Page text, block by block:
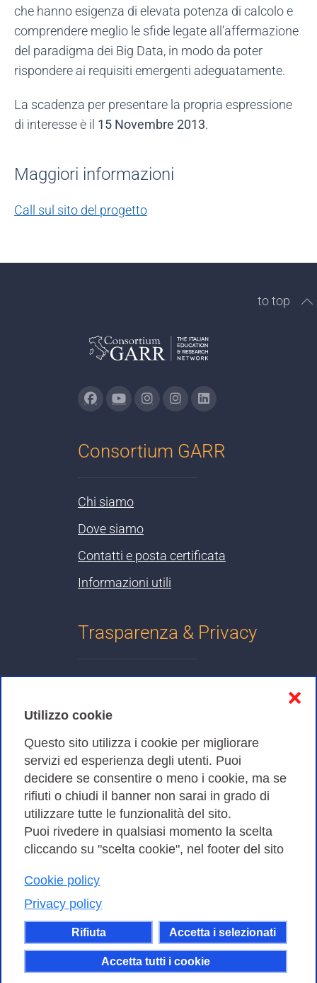
Utilizzo cookie
Questo sito utilizza i cookie per migliorare
servizi ed esperienza degli utenti. Puoi
decidere se consentire o meno i cookie, ma se
rifiuti o chiudi il banner non sarai in grado di
utilizzare tutte le funzionalità del sito.
Puoi rivedere in qualsiasi momento la scelta
cliccando su "scelta cookie", nel footer del sito
Cookie policy
Privacy policy
Rifiuta Accetta i selezionati
Accetta tutti i cookie
❌
che hanno esigenza di elevata potenza di calcolo e
comprendere meglio le sfide legate all’affermazione
del paradigma dei Big Data, in modo da poter
rispondere ai requisiti emergenti adeguatamente.
La scadenza per presentare la propria espressione
di interesse è il 15 Novembre 2013.
Maggiori informazioni
Call sul sito del progetto
to top
Consortium GARR
Chi siamo
Dove siamo
Contatti e posta certificata
Informazioni utili
Trasparenza & Privacy
Cookies Policy
Amministrazione trasparente
Bandi di Gara
Consortium GARR - Via dei Tizii, 6 - 00185 Roma | Tel.
| CF 97284570583 – PI 07577141000 | Codice
Destinatario 7EU9KEU |
Il contenuto di questo sito e' rilasciato, tranne dove
altrimenti indicato, secondo i termini della licenza
Creative Commons